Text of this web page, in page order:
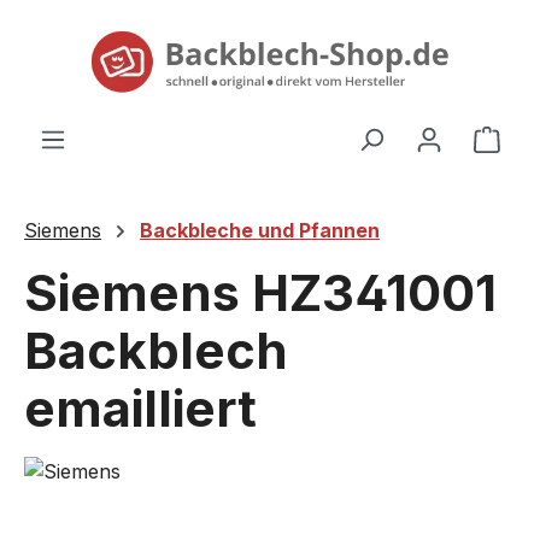
springen
Siemens Backbleche und Pfannen
Siemens HZ341001
Backblech
emailliert